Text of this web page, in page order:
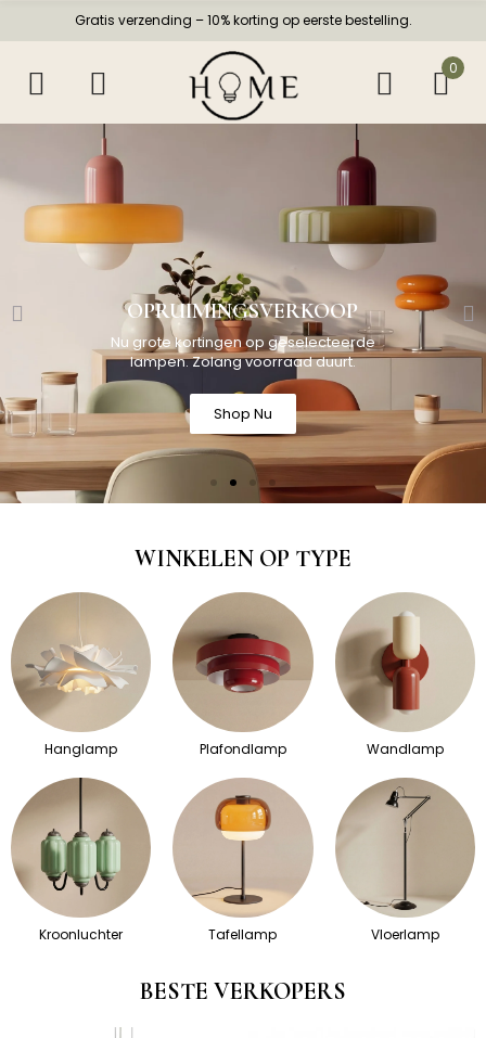
Gratis verzending – 10% korting op eerste bestelling.
0
OPRUIMINGSVERKOOP
Nu grote kortingen op geselecteerde
lampen. Zolang voorraad duurt.
Shop Nu
WINKELEN OP TYPE
Hanglamp Plafondlamp Wandlamp
Kroonluchter Tafellamp Vloerlamp
BESTE VERKOPERS